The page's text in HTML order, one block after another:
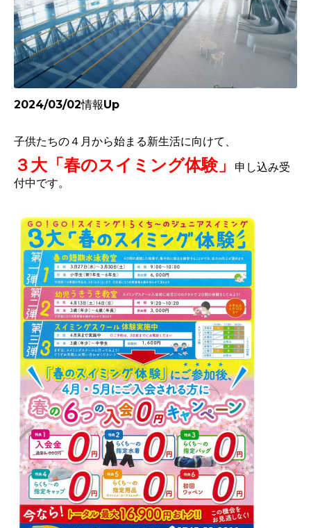
2024/03/02情報Up
子供たちの４月から始まる新生活に向けて、
３大「春のスイミング体験」
申し込み受
付中です。